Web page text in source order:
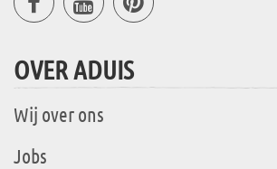
OVER ADUIS
Wij over ons
Jobs